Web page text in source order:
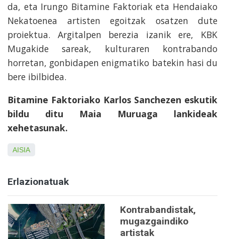
da, eta Irungo Bitamine Faktoriak eta Hendaiako
Nekatoenea artisten egoitzak osatzen dute
proiektua. Argitalpen berezia izanik ere, KBK
Mugakide sareak, kulturaren kontrabando
horretan, gonbidapen enigmatiko batekin hasi du
bere ibilbidea.
Bitamine Faktoriako Karlos Sanchezen eskutik
bildu ditu Maia Muruaga lankideak
xehetasunak.
AISIA
Erlazionatuak
Kontrabandistak,
mugazgaindiko
artistak